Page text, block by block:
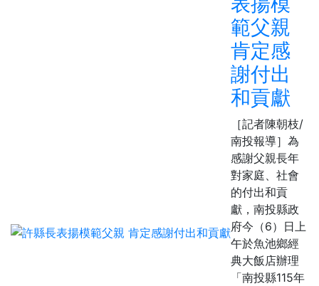
範父親
肯定感
謝付出
和貢獻
［記者陳朝枝/
南投報導］為
感謝父親長年
對家庭、社會
的付出和貢
獻，南投縣政
府今（6）日上
午於魚池鄉經
典大飯店辦理
「南投縣115年